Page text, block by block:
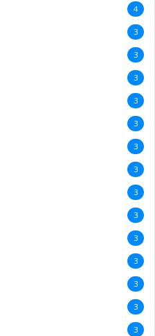
4
3
3
3
3
3
3
3
3
3
3
3
3
3
3